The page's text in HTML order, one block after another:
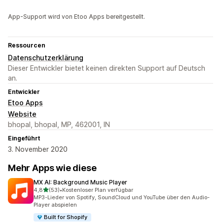
App-Support wird von Etoo Apps bereitgestellt.
Ressourcen
Datenschutzerklärung
Dieser Entwickler bietet keinen direkten Support auf Deutsch
an.
Entwickler
Etoo Apps
Website
bhopal, bhopal, MP, 462001, IN
Eingeführt
3. November 2020
Mehr Apps wie diese
MX AI: Background Music Player
4,8von 5 Sternen
(53)
53 Rezensionen insgesamt
•Kostenloser Plan verfügbar
MP3-Lieder von Spotify, SoundCloud und YouTube über den Audio-
Player abspielen
Built for Shopify